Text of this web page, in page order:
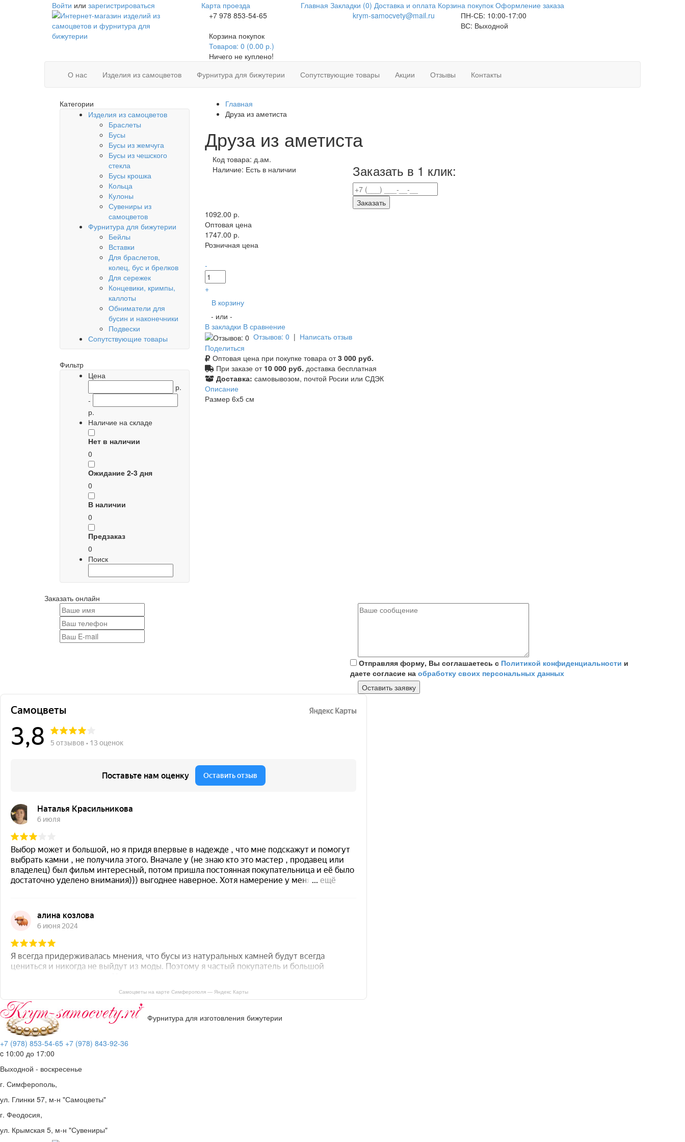
Войти или зарегистрироваться Карта проезда Главная Закладки (0) Доставка и оплата Корзина покупок Оформление заказа
+7 978 853-54-65
krym-samocvety@mail.ru
ПН-СБ: 10:00-17:00
ВС: Выходной
Корзина покупок
Товаров: 0 (0.00 р.)
Ничего не куплено!
О нас
Изделия из самоцветов Фурнитура для бижутерии Сопутствующие товары Акции Отзывы Контакты
Категории
Изделия из самоцветов
Браслеты
Бусы
Бусы из жемчуга
Бусы из чешского
стекла
Бусы крошка
Кольца
Кулоны
Сувениры из
самоцветов
Фурнитура для бижутерии
Бейлы
Вставки
Для браслетов,
колец, бус и брелков
Для сережек
Концевики, кримпы,
каллоты
Обниматели для
бусин и наконечники
Подвески
Сопутствующие товары
Фильтр
Цена
р.
-
р.
Наличие на складе
Нет в наличии
0
Ожидание 2-3 дня
0
В наличии
0
Предзаказ
0
Поиск
Главная
Друза из аметиста
Друза из аметиста
Код товара: д.ам.
Наличие: Есть в наличии Заказать в 1 клик:
Заказать
1092.00 р.
Оптовая цена
1747.00 р.
Розничная цена
-
+
В корзину
- или -
В закладки В сравнение
Отзывов: 0 | Написать отзыв
Поделиться
Оптовая цена при покупке товара от3 000 руб.
При заказе от 10 000 руб. доставка бесплатная
Доставка: самовывозом, почтой Росии или СДЭК
Описание
Размер 6х5 см
Заказать онлайн
Отправляя форму, Вы соглашаетесь с Политикой конфиденциальности и
даете согласие на обработку своих персональных данных
Самоцветы на карте Симферополя — Яндекс Карты
Фурнитура для изготовления бижутерии
+7 (978) 853-54-65 +7 (978) 843-92-36
c 10:00 до 17:00
Выходной - воскресенье
г. Симферополь,
ул. Глинки 57, м-н "Самоцветы"
г. Феодосия,
ул. Крымская 5, м-н "Сувениры"